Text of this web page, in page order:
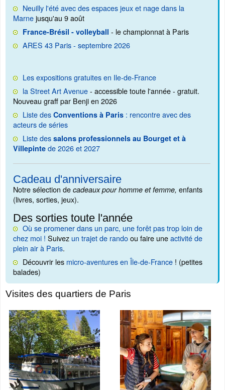
Neuilly l'été avec des espaces jeux et nage dans la
Marnejusqu'au 9 août
France-Brésil - volleyball - le championnat à Paris
ARES 43 Paris - septembre 2026
Les expositions gratuites en Ile-de-France
la Street Art Avenue- accessible toute l'année - gratuit.
Nouveau graff par Benji en 2026
Liste des Conventions à Paris : rencontre avec des
acteurs de séries
Liste des salons professionnels au Bourget et à
Villepinte de 2026 et 2027
Cadeau d'anniversaire
Notre sélection de cadeaux pour homme et femme, enfants
(livres, sorties, jeux).
Des sorties toute l'année
Où se promener dans un parc, une forêt pas trop loin de
chez moi ! Suivez un trajet de randoou faire uneactivité de
plein air à Paris.
Découvrir les micro-aventures en Île-de-France ! (petites
balades)
Visites des quartiers de Paris